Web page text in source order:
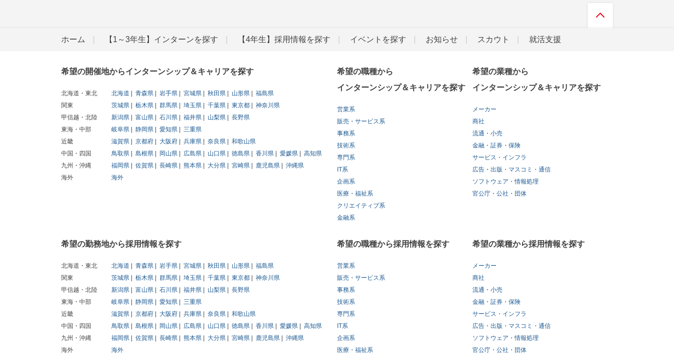
ホーム 【1～3年生】インターンを探す 【4年生】採用情報を探す イベントを探す お知らせ スカウト 就活支援
希望の開催地からインターンシップ＆キャリアを探す
北海道・東北 北海道 青森県 岩手県 宮城県 秋田県 山形県
福島県
関東
茨城県 栃木県 群馬県 埼玉県 千葉県 東京都
神奈川県
甲信越・北陸
新潟県 富山県 石川県 福井県 山梨県
長野県
東海・中部
岐阜県 静岡県 愛知県
三重県
近畿
滋賀県 京都府 大阪府 兵庫県 奈良県
和歌山県
中国・四国
鳥取県 島根県 岡山県 広島県 山口県 徳島県 香川県 愛媛県
高知県
九州・沖縄
福岡県 佐賀県 長崎県 熊本県 大分県 宮崎県 鹿児島県
沖縄県
海外
海外
希望の職種から
インターンシップ＆キャリアを探す
営業系
販売・サービス系
事務系
技術系
専門系
IT系
企画系
医療・福祉系
クリエイティブ系
金融系
希望の業種から
インターンシップ＆キャリアを探す
メーカー
商社
流通・小売
金融・証券・保険
サービス・インフラ
広告・出版・マスコミ・通信
ソフトウェア・情報処理
官公庁・公社・団体
希望の勤務地から採用情報を探す
北海道・東北 北海道 青森県 岩手県 宮城県 秋田県 山形県
福島県
関東
茨城県 栃木県 群馬県 埼玉県 千葉県 東京都
神奈川県
甲信越・北陸
新潟県 富山県 石川県 福井県 山梨県
長野県
東海・中部
岐阜県 静岡県 愛知県
三重県
近畿
滋賀県 京都府 大阪府 兵庫県 奈良県
和歌山県
中国・四国
鳥取県 島根県 岡山県 広島県 山口県 徳島県 香川県 愛媛県
高知県
九州・沖縄
福岡県 佐賀県 長崎県 熊本県 大分県 宮崎県 鹿児島県
沖縄県
海外
海外
希望の職種から採用情報を探す
営業系
販売・サービス系
事務系
技術系
専門系
IT系
企画系
医療・福祉系
希望の業種から採用情報を探す
メーカー
商社
流通・小売
金融・証券・保険
サービス・インフラ
広告・出版・マスコミ・通信
ソフトウェア・情報処理
官公庁・公社・団体